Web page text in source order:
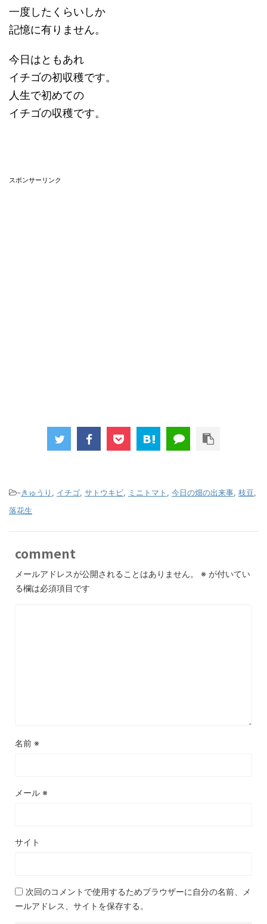
一度したくらいしか
記憶に有りません。
今日はともあれ
イチゴの初収穫です。
人生で初めての
イチゴの収穫です。
スポンサーリンク
-きゅうり , イチゴ, サトウキビ, ミニトマト , 今日の畑の出来事, 枝豆,
落花生
comment
メールアドレスが公開されることはありません。 ※ が付いてい
る欄は必須項目です
名前 ※
メール ※
サイト
次回のコメントで使用するためブラウザーに自分の名前、メ
ールアドレス、サイトを保存する。